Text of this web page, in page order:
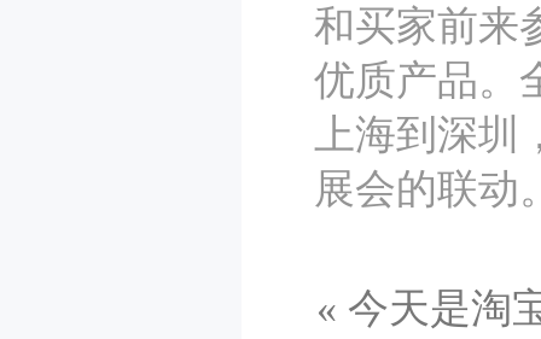
和买家前来
优质产品。
上海到深
展会的联动
« 今天是淘